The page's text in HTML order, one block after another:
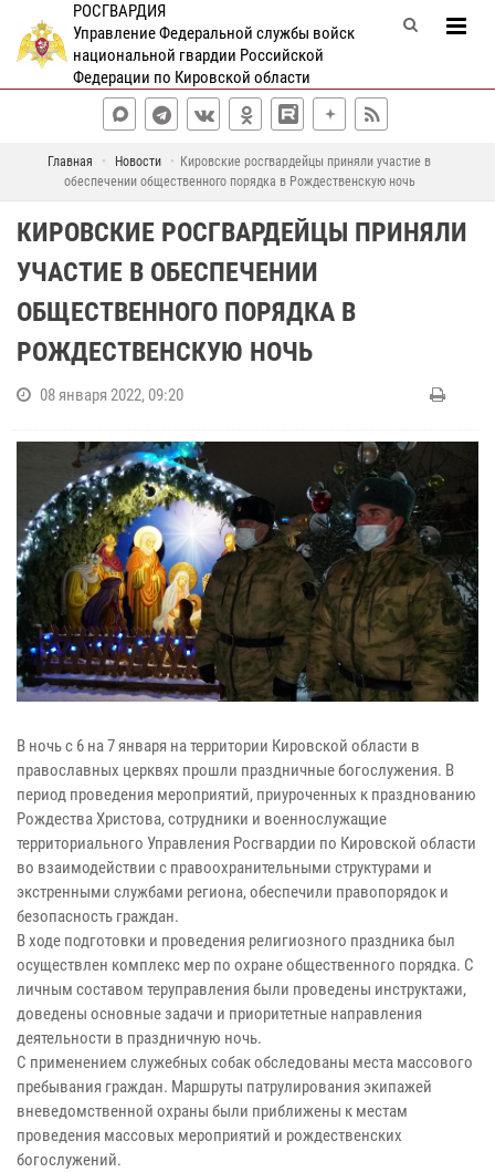
РОСГВАРДИЯ
Управление Федеральной службы войск
национальной гвардии Российской
Федерации по Кировской области
Главная Новости
Кировские росгвардейцы приняли участие в
обеспечении общественного порядка в Рождественскую ночь
КИРОВСКИЕ РОСГВАРДЕЙЦЫ ПРИНЯЛИ
УЧАСТИЕ В ОБЕСПЕЧЕНИИ
ОБЩЕСТВЕННОГО ПОРЯДКА В
РОЖДЕСТВЕНСКУЮ НОЧЬ
08 января 2022, 09:20
В ночь с 6 на 7 января на территории Кировской области в
православных церквях прошли праздничные богослужения. В
период проведения мероприятий, приуроченных к празднованию
Рождества Христова, сотрудники и военнослужащие
территориального Управления Росгвардии по Кировской области
во взаимодействии с правоохранительными структурами и
экстренными службами региона, обеспечили правопорядок и
безопасность граждан.
В ходе подготовки и проведения религиозного праздника был
осуществлен комплекс мер по охране общественного порядка. С
личным составом теруправления были проведены инструктажи,
доведены основные задачи и приоритетные направления
деятельности в праздничную ночь.
С применением служебных собак обследованы места массового
пребывания граждан. Маршруты патрулирования экипажей
вневедомственной охраны были приближены к местам
проведения массовых мероприятий и рождественских
богослужений.